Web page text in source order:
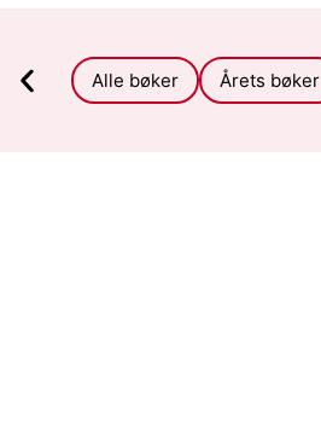
Alle bøker Årets bøker